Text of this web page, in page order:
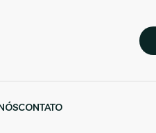
CONTATO